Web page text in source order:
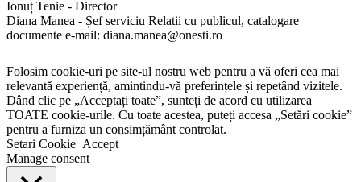
Ionuț Tenie - Director
Diana Manea - Șef serviciu Relatii cu publicul, catalogare
documente e-mail: diana.manea@onesti.ro
Folosim cookie-uri pe site-ul nostru web pentru a vă oferi cea mai
relevantă experiență, amintindu-vă preferințele și repetând vizitele.
Dând clic pe „Acceptați toate”, sunteți de acord cu utilizarea
TOATE cookie-urile. Cu toate acestea, puteți accesa „Setări cookie”
pentru a furniza un consimțământ controlat.
Setari Cookie Accept
Manage consent